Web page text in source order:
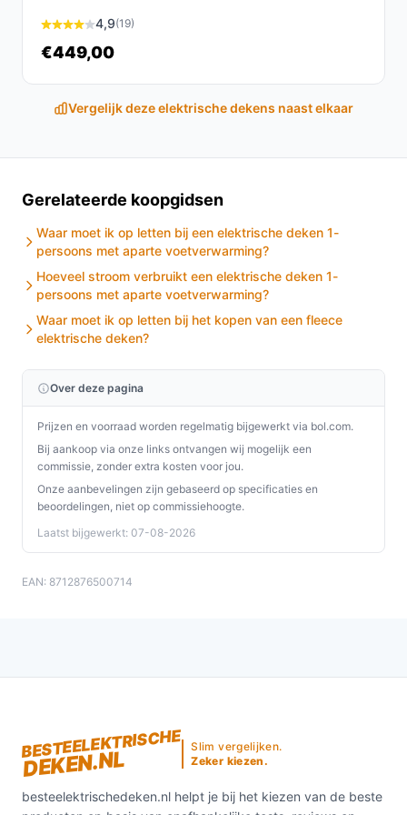
bevestigen; MPN en EAN zijn opgenomen voor
productidentificatie (TEB1500W / 8712876500714).
Veelgestelde vragen
Is dit geschikt voor thuisgebruik / intensief gebruik /
je behoefte hebt aan regelmatige voorverwarming of
wasbaarheid (bediening afneembaar), de automatische
uitschakeling (180 min) en de
oververhittingsbeveiliging. Als je langere
ononderbroken werking nodig hebt, controleer of de
automatische uitschakeling voldoet aan je wensen.
Waar moet ik op letten bij onderhoud?
Controleer dat de bediening afneembaar is voordat je
de deken in de wasmachine stopt en volg de
wasinstructies (er staat dat de deken wasbaar is).
Controleer ook regelmatig kabels en controller op
beschadigingen en gebruik geen beschadigde
onderdelen.
Wat is de belangrijkste afweging bij dit type product?
De hoofdafweging is formaat en plaatsing versus
De Tomado TEB1500W is een compacte, wasbare
eenpersoons onderdeken met snelle opwarming, drie
warmtestanden, automatische uitschakeling na 180
minuten en oververhittingsbeveiliging. Geschikt voor
4,9(19)
€449,00
Vergelijk deze elektrische dekens naast elkaar
Gerelateerde koopgidsen
Waar moet ik op letten bij een elektrische deken 1-
persoons met aparte voetverwarming?
Hoeveel stroom verbruikt een elektrische deken 1-
persoons met aparte voetverwarming?
Waar moet ik op letten bij het kopen van een fleece
elektrische deken?
Over deze pagina
Prijzen en voorraad worden regelmatig bijgewerkt via bol.com.
Bij aankoop via onze links ontvangen wij mogelijk een
commissie, zonder extra kosten voor jou.
Onze aanbevelingen zijn gebaseerd op specificaties en
beoordelingen, niet op commissiehoogte.
Laatst bijgewerkt: 07-08-2026
EAN: 8712876500714
BESTEELEKTRISCHE
DEKEN.NL
Slim vergelijken.
Zeker kiezen.
besteelektrischedeken.nl helpt je bij het kiezen van de beste